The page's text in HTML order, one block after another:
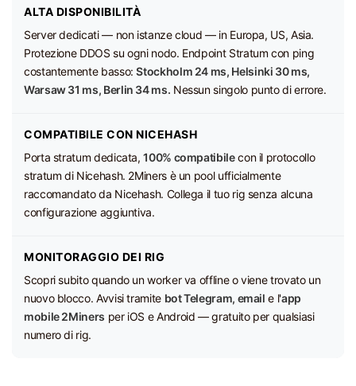
ALTA DISPONIBILITÀ
Server dedicati — non istanze cloud — in Europa, US, Asia.
Protezione DDOS su ogni nodo. Endpoint Stratum con ping
costantemente basso:Stockholm 24 ms, Helsinki 30 ms,
Warsaw 31 ms, Berlin 34 ms. Nessun singolo punto di errore.
COMPATIBILE CON NICEHASH
Porta stratum dedicata,100% compatibilecon il protocollo
stratum di Nicehash. 2Miners è un pool ufficialmente
raccomandato da Nicehash. Collega il tuo rig senza alcuna
configurazione aggiuntiva.
MONITORAGGIO DEI RIG
Scopri subito quando un worker va offline o viene trovato un
nuovo blocco. Avvisi tramite bot Telegram, email e l'app
mobile 2Miners per iOS e Android — gratuito per qualsiasi
numero di rig.